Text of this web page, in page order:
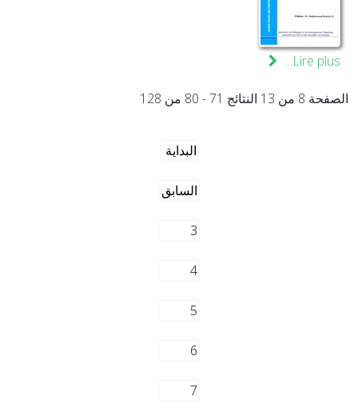
Lire plus...
الصفحة 8 من 13 النتائج 71 - 80 من 128
البداية
السابق
3
4
5
6
7